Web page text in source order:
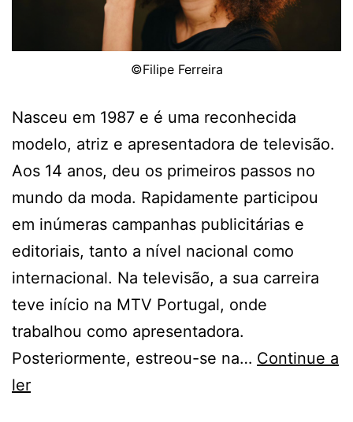
©Filipe Ferreira
Nasceu em 1987 e é uma reconhecida
modelo, atriz e apresentadora de televisão.
Aos 14 anos, deu os primeiros passos no
mundo da moda. Rapidamente participou
em inúmeras campanhas publicitárias e
editoriais, tanto a nível nacional como
internacional. Na televisão, a sua carreira
teve início na MTV Portugal, onde
trabalhou como apresentadora.
Posteriormente, estreou-se na… Continue a
ler